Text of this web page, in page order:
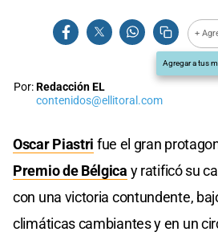
+
Agregar a tus
Por:Redacción EL
contenidos@ellitoral.com
Oscar Piastri fue el gran
Premio de Bélgica y ratificó su
con una victoria contundente,
climáticas cambiantes y en un